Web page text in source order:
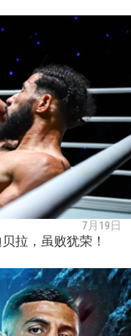
7月19日
拉，虽败犹荣！